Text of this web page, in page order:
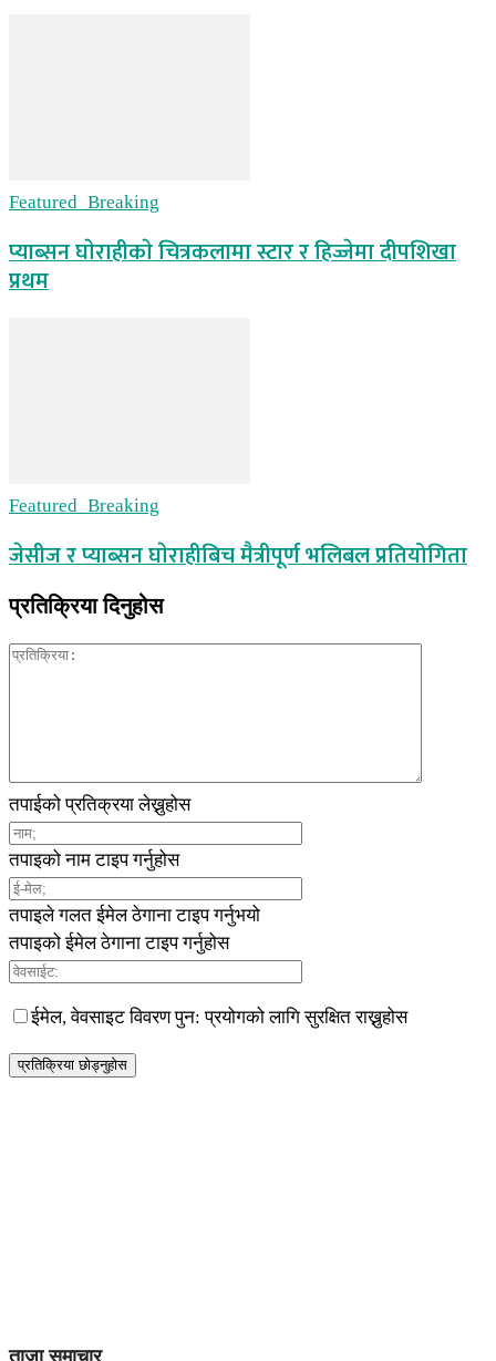
Featured_Breaking
प्याब्सन घाेराहीकाे चित्रकलामा स्टार र हिज्जेमा दीपशिखा
प्रथम
Featured_Breaking
जेसीज र प्याब्सन घाेराहीबिच मैत्रीपूर्ण भलिबल प्रतियोगिता
प्रतिक्रिया दिनुहोस
तपाईको प्रतिक्रया लेख्नुहोस
तपाइको नाम टाइप गर्नुहोस
तपाइले गलत ईमेल ठेगाना टाइप गर्नुभयो
तपाइको ईमेल ठेगाना टाइप गर्नुहोस
ईमेल, वेवसाइट विवरण पुन: प्रयोगको लागि सुरक्षित राख्नुहोस
ताजा समाचार